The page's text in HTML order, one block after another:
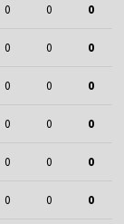
0 0 0
0 0 0
0 0 0
0 0 0
0 0 0
0 0 0